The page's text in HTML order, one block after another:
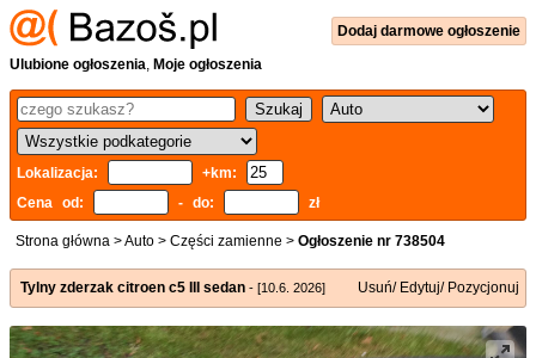
Dodaj darmowe ogłoszenie
Ulubione ogłoszenia, Moje ogłoszenia
Lokalizacja:
+km:
Cena od:
- do: zł
Strona główna >Auto > Części zamienne > Ogłoszenie nr 738504
Tylny zderzak citroen c5 III sedan - [10.6. 2026] Usuń/ Edytuj/ Pozycjonuj